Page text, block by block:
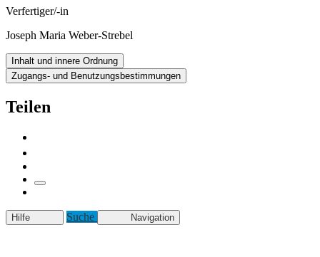
Verfertiger/-in
Joseph Maria Weber-Strebel
Inhalt und innere Ordnung
Zugangs- und Benutzungsbestimmungen
Teilen
Hilfe Suche Navigation